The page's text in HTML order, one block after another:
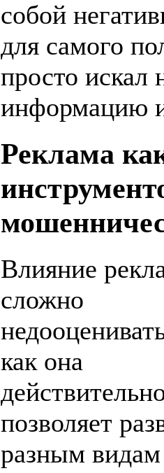
собой
для самого
просто искал
информацию
Реклама
Влияние
сложно
как она
позволяет
разным